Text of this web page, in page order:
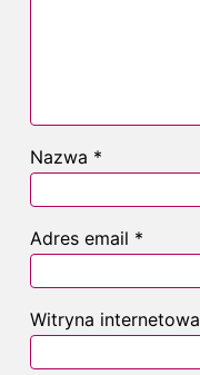
Nazwa *
Adres email *
Witryna internetowa